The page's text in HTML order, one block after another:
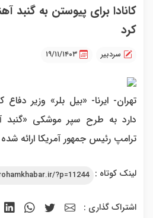
کانادا برای پیوستن به گنبد
کرد
سردبیر ۱۹/۱۱/۱۴۰۳
تهران- ایرنا- «بیل بلر» وزیر
دارد به طرح سپر موشکی «گنبد
ترامپ رئیس جمهور آمریکا ارائه
لینک کوتاه : ?p=11244
اشتراک گذاری :